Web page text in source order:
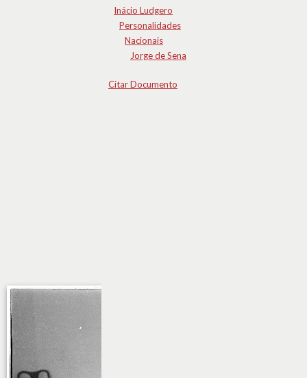
Inácio Ludgero
Personalidades
Nacionais
Jorge de Sena
Citar Documento